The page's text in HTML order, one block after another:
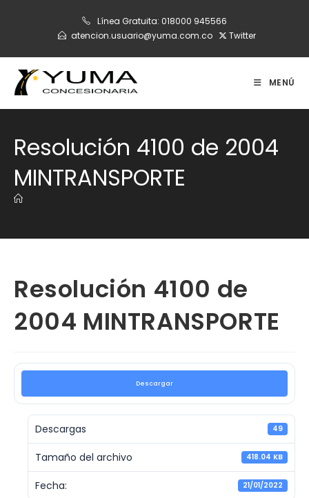
Línea Gratuita: 018000 945566
atencion.usuario@yuma.com.co
Twitter
MENÚ
Resolución 4100 de 2004
MINTRANSPORTE
Resolución 4100 de
2004 MINTRANSPORTE
Descargar
Descargas 49
Tamaño del archivo 418.04 KB
Fecha: 21/01/2022